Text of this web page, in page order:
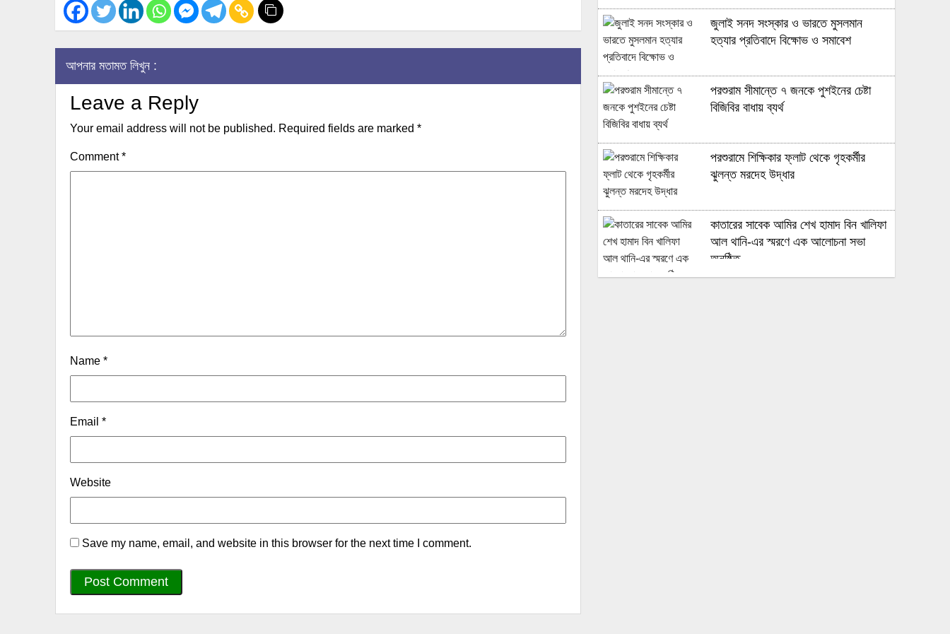
আপনার মতামত লিখুন :
Leave a Reply
Your email address will not be published. Required fields are marked *
Comment*
Name *
Email *
Website
Save my name, email, and website in this browser for the next time I comment.
জুলাই সনদ সংস্কার ও ভারতে মুসলমান
হত্যার প্রতিবাদে বিক্ষোভ ও সমাবেশ
পরশুরাম সীমান্তে ৭ জনকে পুশইনের চেষ্টা
বিজিবির বাধায় ব্যর্থ
পরশুরামে শিক্ষিকার ফ্লাট থেকে গৃহকর্মীর
ঝুলন্ত মরদেহ উদ্ধার
কাতারের সাবেক আমির শেখ হামাদ বিন খালিফা
আল থানি-এর স্মরণে এক আলোচনা সভা
অনুষ্ঠিত